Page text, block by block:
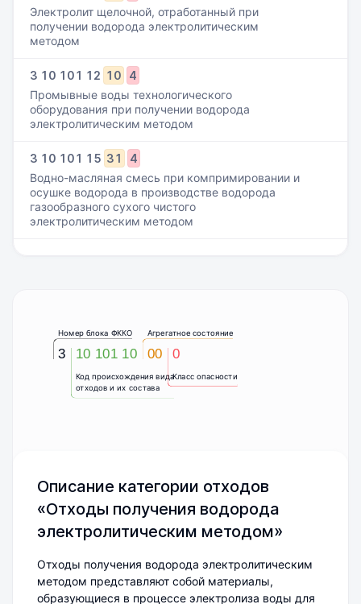
Электролит щелочной, отработанный при
получении водорода электролитическим
методом
3 10 101 12 10
4
Промывные воды технологического
оборудования при получении водорода
электролитическим методом
3 10 101 15 31
4
Водно-масляная смесь при компримировании и
осушке водорода в производстве водорода
газообразного сухого чистого
электролитическим методом
3
Номер блока ФККО
Код происхождения вида
отходов и их состава
10 101 10
Агрегатное состояние
00
Класс опасности
0
Описание категории отходов
«Отходы получения водорода
электролитическим методом»
Отходы получения водорода электролитическим
методом представляют собой материалы,
образующиеся в процессе электролиза воды для